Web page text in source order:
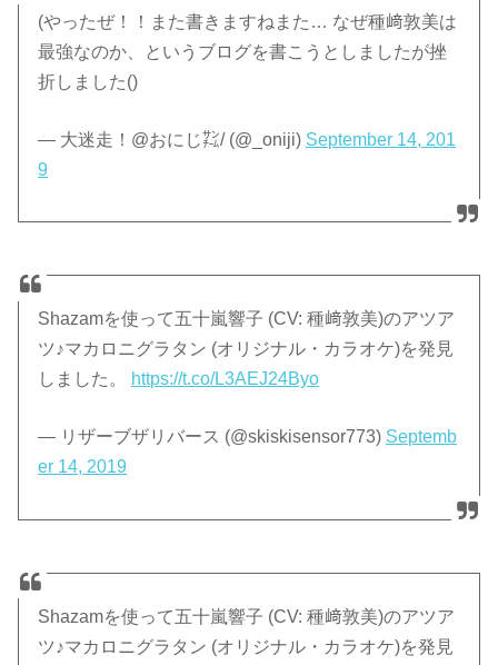
(やったぜ！！また書きますねまた… なぜ種﨑敦美は
最強なのか、というブログを書こうとしましたが挫
折しました()
— 大迷走！@おにじ㌠/ (@_oniji) September 14, 201
9
Shazamを使って五十嵐響子 (CV: 種﨑敦美)のアツア
ツ♪マカロニグラタン (オリジナル・カラオケ)を発見
しました。
https://t.co/L3AEJ24Byo
— リザーブザリバース (@skiskisensor773) Septemb
er 14, 2019
Shazamを使って五十嵐響子 (CV: 種﨑敦美)のアツア
ツ♪マカロニグラタン (オリジナル・カラオケ)を発見